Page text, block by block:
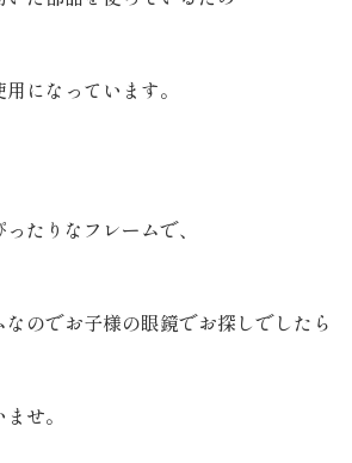
になっています。
たりなフレームで、
のでお子様の眼鏡でお探しでしたら
せ。